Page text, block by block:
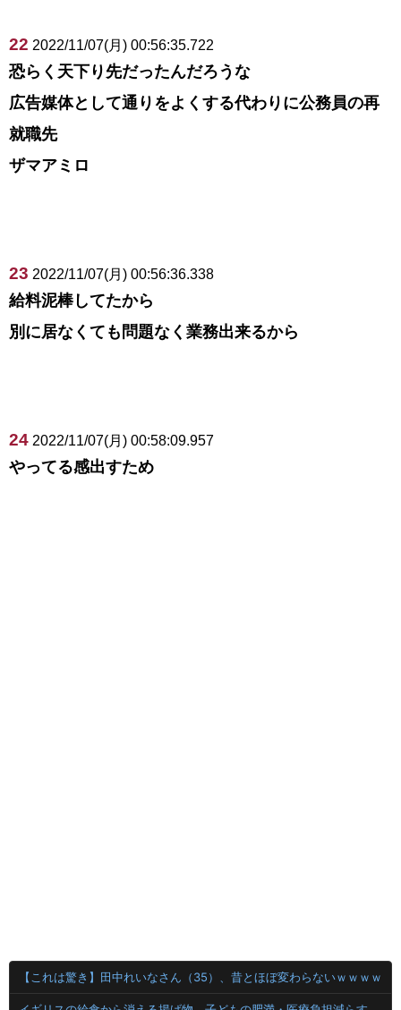
22 2022/11/07(月) 00:56:35.722
恐らく天下り先だったんだろうな
広告媒体として通りをよくする代わりに公務員の再
就職先
ザマアミロ
23 2022/11/07(月) 00:56:36.338
給料泥棒してたから
別に居なくても問題なく業務出来るから
24 2022/11/07(月) 00:58:09.957
やってる感出すため
【これは驚き】田中れいなさん（35）、昔とほぼ変わらないｗｗｗｗ